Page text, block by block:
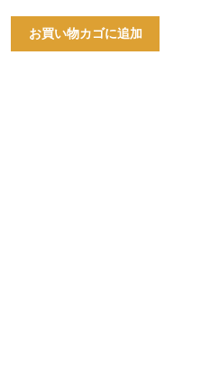
価
格
の
価
お買い物カゴに追加